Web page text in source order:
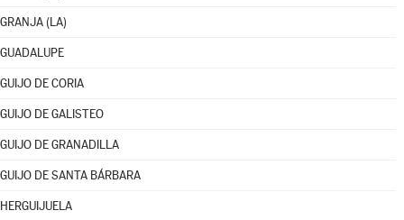
GRANJA (LA)
GUADALUPE
GUIJO DE CORIA
GUIJO DE GALISTEO
GUIJO DE GRANADILLA
GUIJO DE SANTA BÁRBARA
HERGUIJUELA